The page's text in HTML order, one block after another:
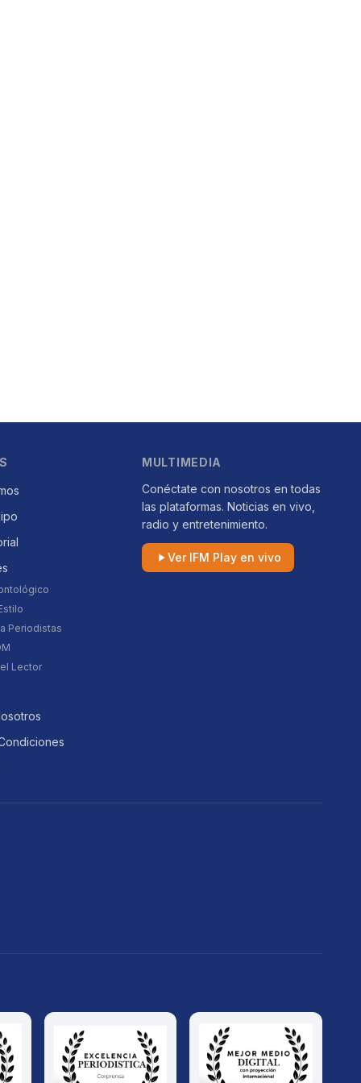
Periodistas
Lector
MULTIMEDIA
Conéctate con nosotros en todas
las plataformas. Noticias en vivo,
radio y entretenimiento.
Ver IFM Play en vivo